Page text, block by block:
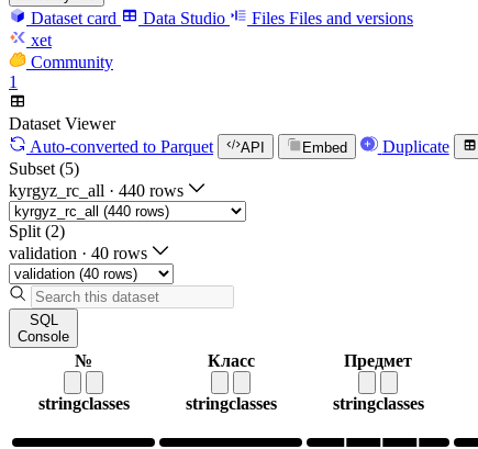
Dataset card Data Studio Files Files and versions
xet
Community
1
Dataset Viewer
Auto-converted to Parquet API Embed Duplicate
Subset (5)
kyrgyz_rc_all · 440 rows
Split (2)
validation · 40 rows
SQL
Console
№
stringclasses
Класс
stringclasses
Предмет
stringclasses